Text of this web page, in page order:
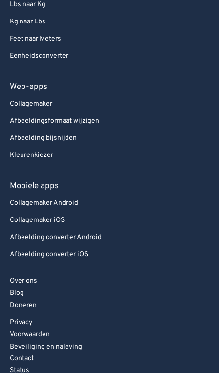
Lbs naar Kg
Kg naar Lbs
Feet naar Meters
Eenheidsconverter
Web-apps
Collagemaker
Afbeeldingsformaat wijzigen
Afbeelding bijsnijden
Kleurenkiezer
Mobiele apps
Collagemaker Android
Collagemaker iOS
Afbeelding converter Android
Afbeelding converter iOS
Over ons
Blog
Doneren
Privacy
Voorwaarden
Beveiliging en naleving
Contact
Status